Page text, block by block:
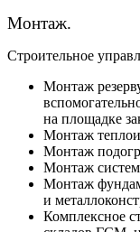
Монтаж.
Строительное
Монтаж
на площадке
Монтаж
Монтаж
Монтаж систем
Монтаж
и
Комплексное